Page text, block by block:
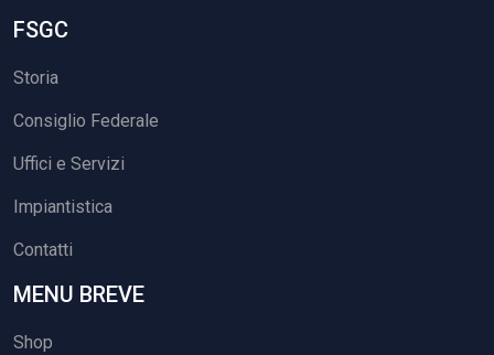
FSGC
Storia
Consiglio Federale
Uffici e Servizi
Impiantistica
Contatti
MENU BREVE
Shop